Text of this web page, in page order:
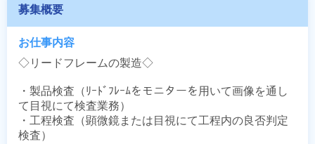
募集概要
お仕事内容
◇リードフレームの製造◇
・製品検査（ﾘｰﾄﾞﾌﾚｰﾑをモニターを用いて画像を通し
て目視にて検査業務）
・工程検査（顕微鏡または目視にて工程内の良否判定
検査）